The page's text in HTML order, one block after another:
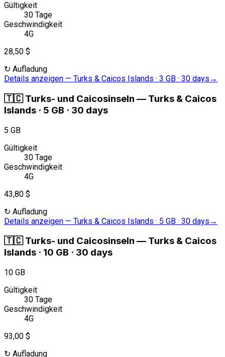
Gültigkeit
30 Tage
Geschwindigkeit
4G
28,50 $
↻ Aufladung
Details anzeigen — Turks & Caicos Islands · 3 GB · 30 days →
🇹🇨 Turks- und Caicosinseln — Turks & Caicos
Islands · 5 GB · 30 days
5 GB
Gültigkeit
30 Tage
Geschwindigkeit
4G
43,80 $
↻ Aufladung
Details anzeigen — Turks & Caicos Islands · 5 GB · 30 days →
🇹🇨 Turks- und Caicosinseln — Turks & Caicos
Islands · 10 GB · 30 days
10 GB
Gültigkeit
30 Tage
Geschwindigkeit
4G
93,00 $
↻ Aufladung